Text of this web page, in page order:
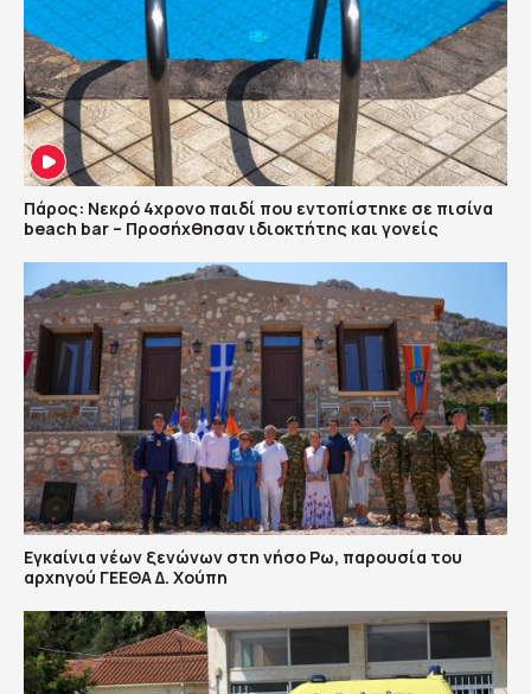
Πάρος: Νεκρό 4χρονο παιδί που εντοπίστηκε σε πισίνα
beach bar – Προσήχθησαν ιδιοκτήτης και γονείς
Εγκαίνια νέων ξενώνων στη νήσο Ρω, παρουσία του
αρχηγού ΓΕΕΘΑ Δ. Χούπη